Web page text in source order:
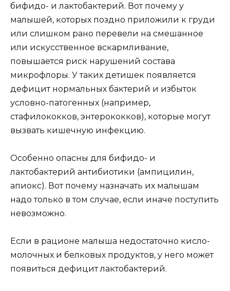
бифидо- и лактобактерий. Вот почему у
малышей, которых поздно приложили к груди
или слишком рано перевели на смешанное
или искусственное вскармливание,
повышается риск нарушений состава
микрофлоры. У таких детишек появляется
дефицит нормальных бактерий и избыток
условно-патогенных (например,
стафилококков, энтерококков), которые могут
вызвать кишечную инфекцию.
Особенно опасны для бифидо- и
лактобактерий антибиотики (ампицилин,
апиокс). Вот почему назначать их малышам
надо только в том случае, если иначе поступить
невозможно.
Если в рационе малыша недостаточно кисло-
молочных и белковых продуктов, у него может
появиться дефицит лактобактерий.